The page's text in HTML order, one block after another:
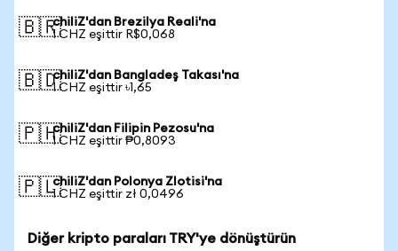
🇧🇷chiliZ'dan Brezilya Reali'na
1 CHZ eşittir R$0,068
🇧🇩chiliZ'dan Bangladeş Takası'na
1 CHZ eşittir ৳1,65
🇵🇭chiliZ'dan Filipin Pezosu'na
1 CHZ eşittir ₱0,8093
🇵🇱chiliZ'dan Polonya Zlotisi'na
1 CHZ eşittir zł 0,0496
Diğer kripto paraları TRY'ye dönüştürün